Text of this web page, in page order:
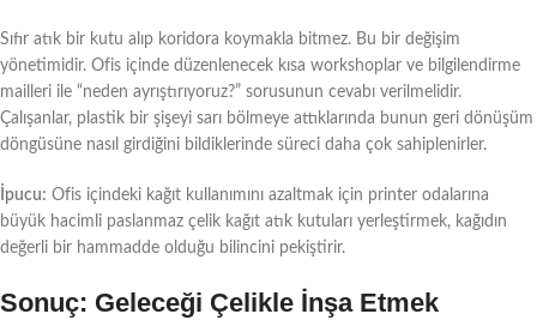
Sıfır atık bir kutu alıp koridora koymakla bitmez. Bu bir değişim
yönetimidir. Ofis içinde düzenlenecek kısa workshoplar ve bilgilendirme
mailleri ile “neden ayrıştırıyoruz?” sorusunun cevabı verilmelidir.
Çalışanlar, plastik bir şişeyi sarı bölmeye attıklarında bunun geri dönüşüm
döngüsüne nasıl girdiğini bildiklerinde süreci daha çok sahiplenirler.
İpucu: Ofis içindeki kağıt kullanımını azaltmak için printer odalarına
büyük hacimli paslanmaz çelik kağıt atık kutuları yerleştirmek, kağıdın
değerli bir hammadde olduğu bilincini pekiştirir.
Sonuç: Geleceği Çelikle İnşa Etmek